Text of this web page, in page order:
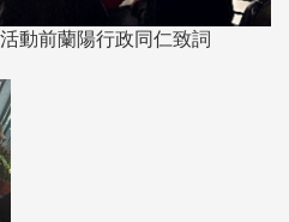
動前蘭陽行政同仁致詞